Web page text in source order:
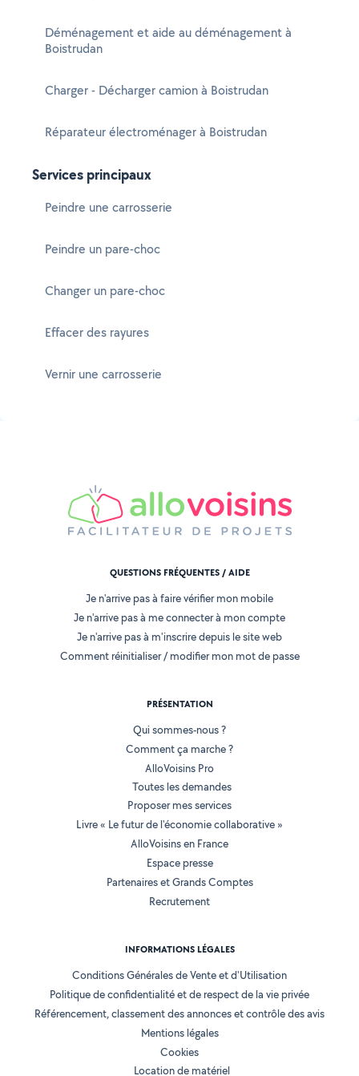
Déménagement et aide au déménagement à
Boistrudan
Charger - Décharger camion à Boistrudan
Réparateur électroménager à Boistrudan
Services principaux
Peindre une carrosserie
Peindre un pare-choc
Changer un pare-choc
Effacer des rayures
Vernir une carrosserie
QUESTIONS FRÉQUENTES / AIDE
Je n'arrive pas à faire vérifier mon mobile
Je n'arrive pas à me connecter à mon compte
Je n'arrive pas à m'inscrire depuis le site web
Comment réinitialiser / modifier mon mot de passe
PRÉSENTATION
Qui sommes-nous ?
Comment ça marche ?
AlloVoisins Pro
Toutes les demandes
Proposer mes services
Livre « Le futur de l'économie collaborative »
AlloVoisins en France
Espace presse
Partenaires et Grands Comptes
Recrutement
INFORMATIONS LÉGALES
Conditions Générales de Vente et d'Utilisation
Politique de confidentialité et de respect de la vie privée
Référencement, classement des annonces et contrôle des avis
Mentions légales
Cookies
Location de matériel